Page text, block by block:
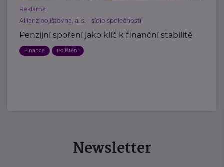
Reklama
Allianz pojišťovna, a. s. - sídlo společnosti
Penzijní spoření jako klíč k finanční stabilitě
Finance Pojištění
Newsletter